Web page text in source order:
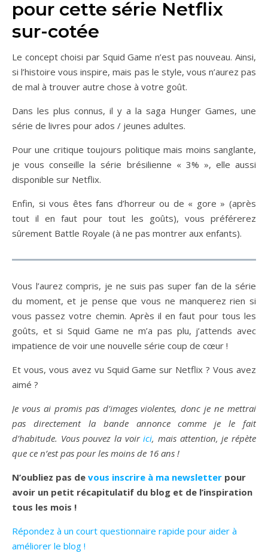
pour cette série Netflix
sur-cotée
Le concept choisi par Squid Game n’est pas nouveau. Ainsi,
si l’histoire vous inspire, mais pas le style, vous n’aurez pas
de mal à trouver autre chose à votre goût.
Dans les plus connus, il y a la saga Hunger Games, une
série de livres pour ados / jeunes adultes.
Pour une critique toujours politique mais moins sanglante,
je vous conseille la série brésilienne « 3% », elle aussi
disponible sur Netflix.
Enfin, si vous êtes fans d’horreur ou de « gore » (après
tout il en faut pour tout les goûts), vous préférerez
sûrement Battle Royale (à ne pas montrer aux enfants).
Vous l’aurez compris, je ne suis pas super fan de la série
du moment, et je pense que vous ne manquerez rien si
vous passez votre chemin. Après il en faut pour tous les
goûts, et si Squid Game ne m’a pas plu, j’attends avec
impatience de voir une nouvelle série coup de cœur !
Et vous, vous avez vu Squid Game sur Netflix ? Vous avez
aimé ?
Je vous ai promis pas d’images violentes, donc je ne mettrai
pas directement la bande annonce comme je le fait
d’habitude. Vous pouvez la voirici, mais attention, je répète
que ce n’est pas pour les moins de 16 ans !
N’oubliez pas de vous inscrire à ma newsletter pour
avoir un petit récapitulatif du blog et de l’inspiration
tous les mois !
Répondez à un court questionnaire rapide pour aider à
améliorer le blog !